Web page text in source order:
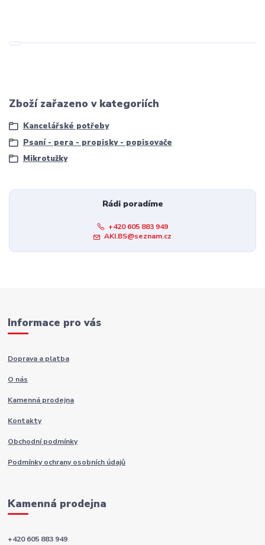
Zboží zařazeno v kategoriích
Kancelářské potřeby
Psaní - pera - propisky - popisovače
Mikrotužky
Rádi poradíme
+420 605 883 949
AKI.BS@seznam.cz
Informace pro vás
Doprava a platba
O nás
Kamenná prodejna
Kontakty
Obchodní podmínky
Podmínky ochrany osobních údajů
Kamenná prodejna
+420 605 883 949